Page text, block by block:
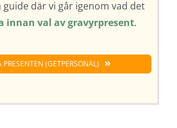
där vi går igenom vad det
innan val av gravyrpresent.
PRESENTEN (GETPERSONAL)